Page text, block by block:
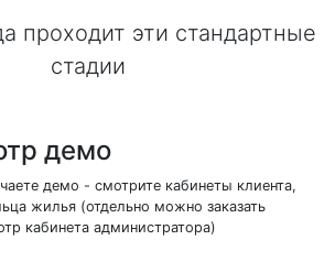
проходит эти стандартные
стадии
демо
демо - смотрите кабинеты клиента,
жилья (отдельно можно заказать
кабинета администратора)